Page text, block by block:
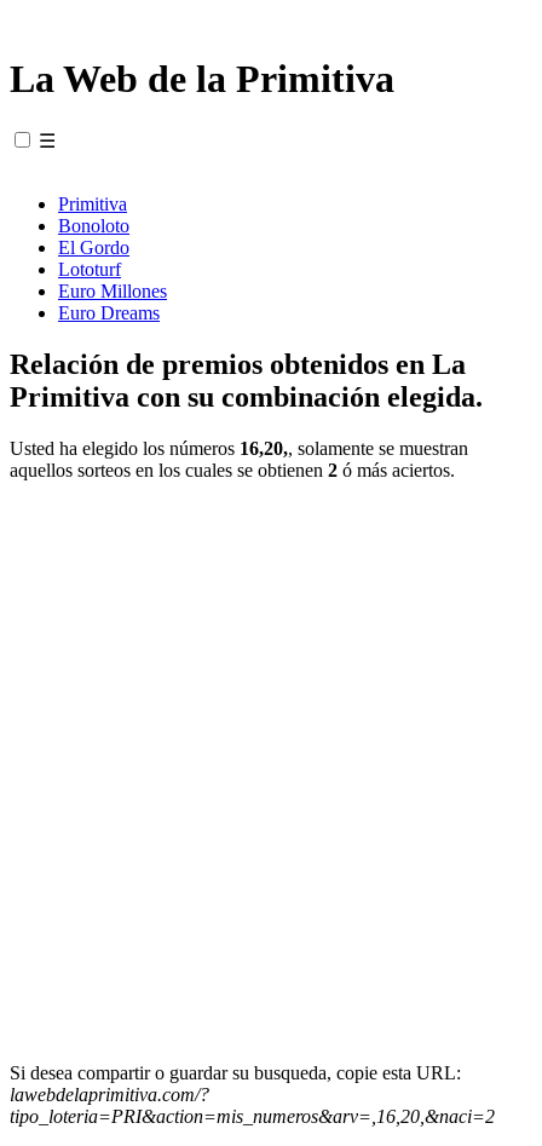
La Web de la Primitiva
☰
Primitiva
Bonoloto
El Gordo
Lototurf
Euro Millones
Euro Dreams
Relación de premios obtenidos en La
Primitiva con su combinación elegida.
Usted ha elegido los números 16,20,, solamente se muestran
aquellos sorteos en los cuales se obtienen 2 ó más aciertos.
Si desea compartir o guardar su busqueda, copie esta URL:
lawebdelaprimitiva.com/?
tipo_loteria=PRI&action=mis_numeros&arv=,16,20,&naci=2